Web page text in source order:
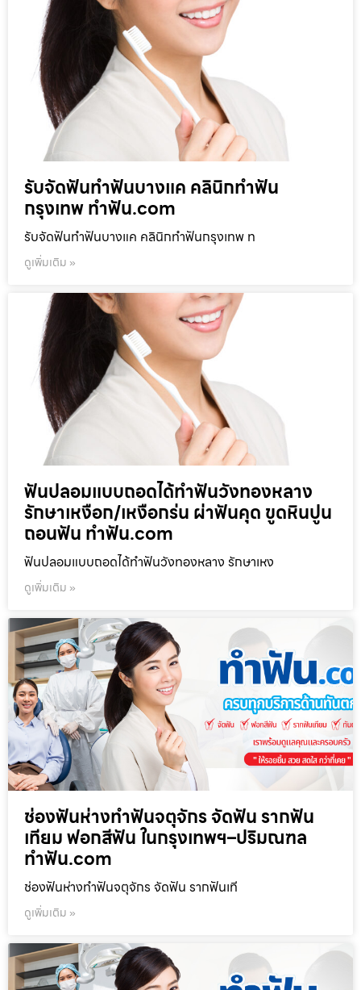
รับจัดฟันทำฟันบางแค คลินิกทำฟัน
กรุงเทพ ทำฟัน.com
รับจัดฟันทำฟันบางแค คลินิกทำฟันกรุงเทพ ท
ดูเพิ่มเติม »
ฟันปลอมแบบถอดได้ทำฟันวังทองหลาง
รักษาเหงือก/เหงือกร่น ผ่าฟันคุด ขูดหินปูน
ถอนฟัน ทำฟัน.com
ฟันปลอมแบบถอดได้ทำฟันวังทองหลาง รักษาเหง
ดูเพิ่มเติม »
ช่องฟันห่างทำฟันจตุจักร จัดฟัน รากฟัน
เทียม ฟอกสีฟัน ในกรุงเทพฯ–ปริมณฑล
ทำฟัน.com
ช่องฟันห่างทำฟันจตุจักร จัดฟัน รากฟันเที
ดูเพิ่มเติม »